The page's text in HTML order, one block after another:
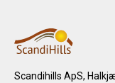
Scandihills ApS,